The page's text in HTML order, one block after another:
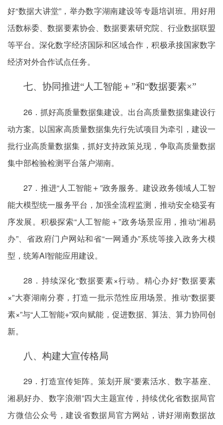
好“数据大讲堂”，举办数字湖南建设等专题培训班。用好用
活数标委、数据要素协会、数据要素研究院、行业数据联盟
等平台。深化数字经济国际和区域合作，积极承接国家数字
经济对外合作试点任务。
七、协同推进“人工智能＋”和“数据要素×”
26．抓好高质量数据集建设。出台高质量数据集建设行
动方案。以国家高质量数据集先行先试项目为牵引，建设一
批行业高质量数据集，抓好支持政策兑现，争取高质量数据
集中部检验检测平台落户湖南。
27．推进“人工智能＋”政务服务。建设政务领域人工智
能大模型统一服务平台，加强全流程监测，推动安全稳妥有
序发展。积极探索“人工智能＋”政务场景应用，推动“湘易
办”、省政府门户网站和省“一网通办”系统等接入政务大模
型，统筹AI智能应用建设。
28．持续深化“数据要素×行动。精心办好“数据要素
×”大赛湖南分赛，打造一批示范性应用场景。推动“数据要
素×”与“人工智能+”双向赋能，促进数据、算法、算力协同创
新。
八、构建大宣传格局
29．打造宣传矩阵。策划开展“要素活水、数字基座、
湘易好办、数字浪潮”四大主题宣传，持续优化省数据局官
方微信公众号，建设省数据局官方网站，讲好湖南数据故